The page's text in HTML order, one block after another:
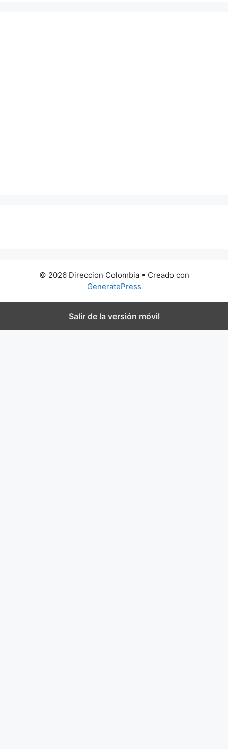
© 2026 Direccion Colombia• Creado con
GeneratePress
Salir de la versión móvil